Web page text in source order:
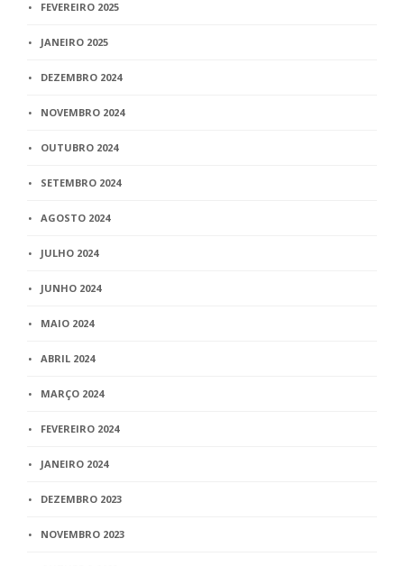
FEVEREIRO 2025
JANEIRO 2025
DEZEMBRO 2024
NOVEMBRO 2024
OUTUBRO 2024
SETEMBRO 2024
AGOSTO 2024
JULHO 2024
JUNHO 2024
MAIO 2024
ABRIL 2024
MARÇO 2024
FEVEREIRO 2024
JANEIRO 2024
DEZEMBRO 2023
NOVEMBRO 2023